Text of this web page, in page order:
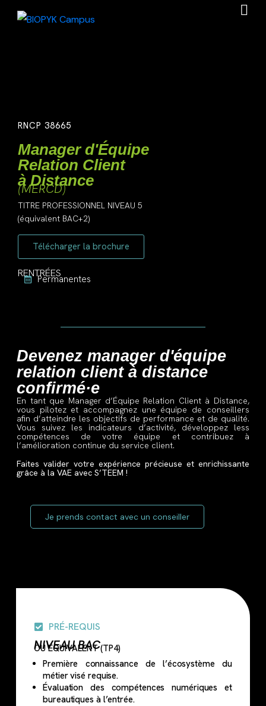
RNCP 38665
Manager d'Équipe
Relation Client
à Distance
(MERCD)
TITRE PROFESSIONNEL NIVEAU 5
(équivalent BAC+2)
Télécharger la brochure
RENTRÉES
Permanentes
Devenez manager d'équipe
relation client à distance
confirmé·e
En tant que Manager d’Équipe Relation Client à Distance,
vous pilotez et accompagnez une équipe de conseillers
afin d’atteindre les objectifs de performance et de qualité.
Vous suivez les indicateurs d’activité, développez less
compétences de votre équipe et contribuez à
l’amélioration continue du service client.
Faites valider votre expérience précieuse et enrichissante
grâce à la VAE avec S’TEEM !
Je prends contact avec un conseiller
PRÉ-REQUIS
NIVEAU BAC
OU ÉQUIVALENT (TP4)
Première connaissance de l’écosystème du
métier visé requise.
Évaluation des compétences numériques et
bureautiques à l’entrée.